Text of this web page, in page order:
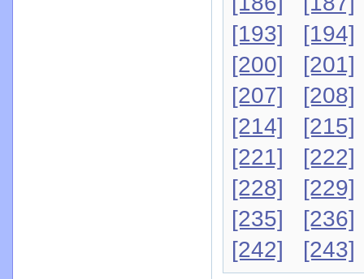
[193]
[194]
[200]
[201]
[207]
[208]
[214]
[215]
[221]
[222]
[228]
[229]
[235]
[236]
[242]
[243]